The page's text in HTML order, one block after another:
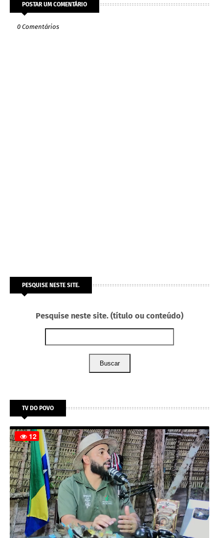
POSTAR UM COMENTÁRIO
0 Comentários
PESQUISE NESTE SITE.
Pesquise neste site. (título ou conteúdo)
Buscar
TV DO POVO